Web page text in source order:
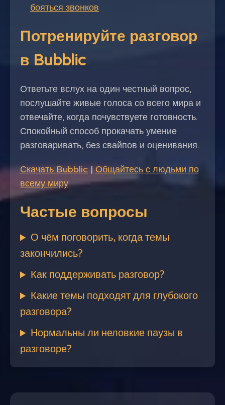
бояться звонков
Потренируйте разговор
в Bubblic
Ответьте вслух на один честный вопрос,
послушайте живые голоса со всего мира и
отвечайте, когда почувствуете готовность.
Спокойный способ прокачать умение
разговаривать, без свайпов и оценивания.
Скачать Bubblic|Общайтесь с людьми по
всему миру
Частые вопросы
О чём поговорить, когда темы
закончились?
Как поддерживать разговор?
Какие темы подходят для глубокого
разговора?
Нормальны ли неловкие паузы в
разговоре?